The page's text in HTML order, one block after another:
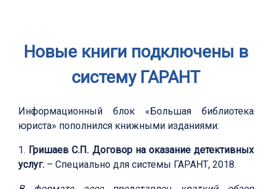
Новые книги подключены в
систему ГАРАНТ
Информационный блок «Большая библиотека
юриста» пополнился книжными изданиями:
1. Гришаев С.П. Договор на оказание детективных
услуг. – Специально для системы ГАРАНТ, 2018.